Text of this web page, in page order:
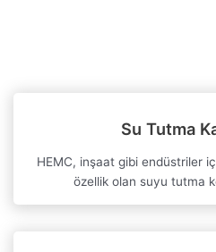
Su Tutma
HEMC, inşaat gibi endüstriler
özellik olan suyu tutma